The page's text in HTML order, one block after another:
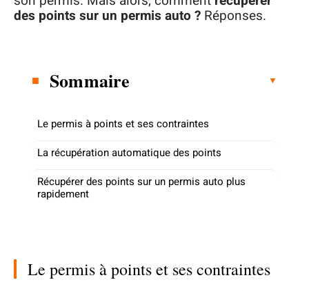
des points sur un permis auto ? Réponses.
Sommaire
Le permis à points et ses contraintes
La récupération automatique des points
Récupérer des points sur un permis auto plus
rapidement
Le permis à points et ses contraintes